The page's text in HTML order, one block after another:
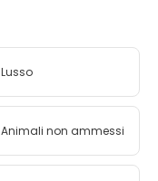
Lusso
Animali non ammessi